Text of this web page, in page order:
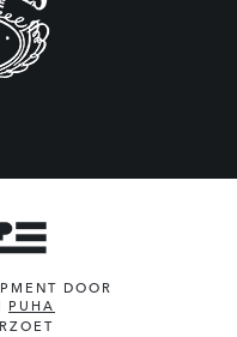
DOOR
PUHA